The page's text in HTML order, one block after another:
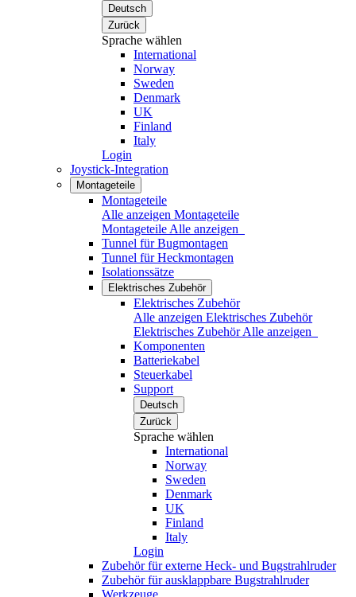
Deutsch
Zurück
Sprache wählen
International
Norway
Sweden
Denmark
UK
Finland
Italy
Login
Joystick-Integration
Montageteile
Montageteile
Alle anzeigen Montageteile
Montageteile Alle anzeigen
Tunnel für Bugmontagen
Tunnel für Heckmontagen
Isolationssätze
Elektrisches Zubehör
Elektrisches Zubehör
Alle anzeigen Elektrisches Zubehör
Elektrisches ZubehörAlle anzeigen
Komponenten
Batteriekabel
Steuerkabel
Support
Deutsch
Zurück
Sprache wählen
International
Norway
Sweden
Denmark
UK
Finland
Italy
Login
Zubehör für externe Heck- und Bugstrahlruder
Zubehör für ausklappbare Bugstrahlruder
Werkzeuge